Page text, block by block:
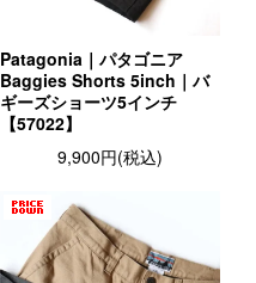
Patagonia｜パタゴニア
Baggies Shorts 5inch｜バ
ギーズショーツ5インチ
【57022】
9,900円(税込)